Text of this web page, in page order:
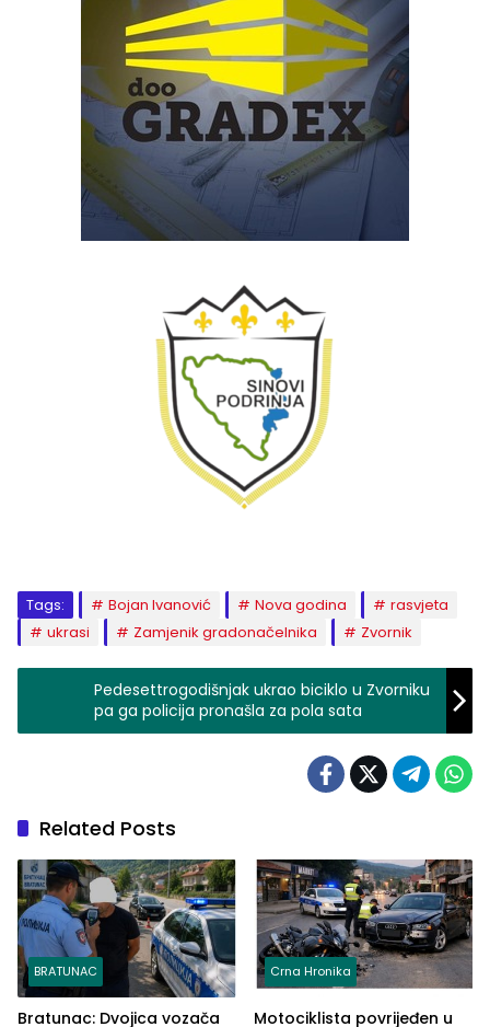
Tags: Bojan Ivanović Nova godina
rasvjeta
ukrasi
Zamjenik gradonačelnika Zvornik
Pedesettrogodišnjak ukrao biciklo u Zvorniku
pa ga policija pronašla za pola sata
Related Posts
BRATUNAC
Bratunac: Dvojica vozača
Crna Hronika
Motociklista povrijeđen u